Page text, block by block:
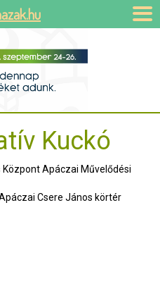
Kuckó
Központ Apáczai Művelődési
Csere János körtér